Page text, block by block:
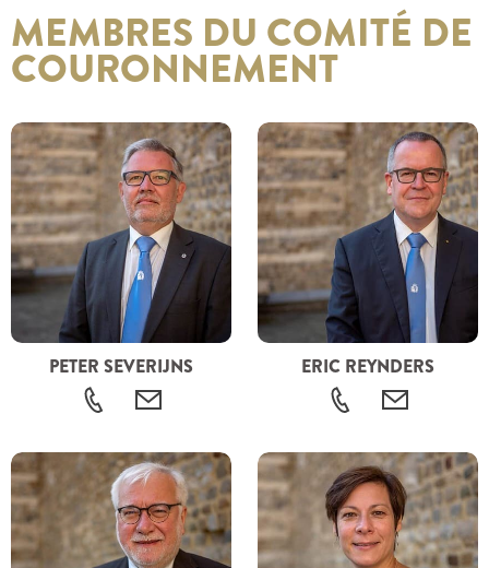
MEMBRES DU COMITÉ DE
COURONNEMENT
PETER SEVERIJNS ERIC REYNDERS